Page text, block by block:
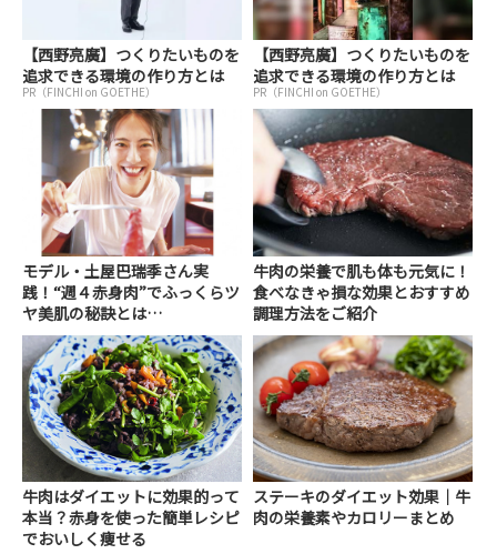
【西野亮廣】つくりたいものを
追求できる環境の作り方とは
PR（FINCHI on GOETHE）
【西野亮廣】つくりたいものを
追求できる環境の作り方とは
PR（FINCHI on GOETHE）
モデル・土屋巴瑞季さん実
践！“週４赤身肉”でふっくらツ
ヤ美肌の秘訣とは…
牛肉の栄養で肌も体も元気に！
食べなきゃ損な効果とおすすめ
調理方法をご紹介
牛肉はダイエットに効果的って
本当？赤身を使った簡単レシピ
でおいしく痩せる
ステーキのダイエット効果│牛
肉の栄養素やカロリーまとめ